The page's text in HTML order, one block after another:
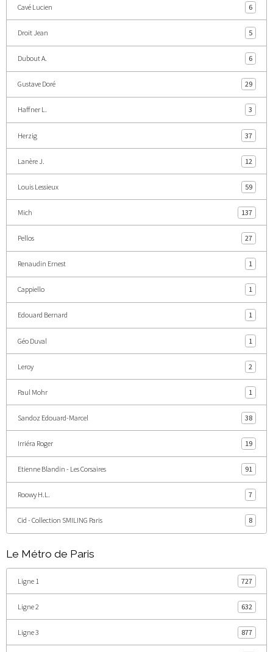
Cavé Lucien 6
Droit Jean 5
Dubout A. 6
Gustave Doré 29
Haffner L. 3
Herzig 37
Lanère J. 12
Louis Lessieux 59
Mich 137
Pellos 27
Renaudin Ernest 1
Cappiello 1
Edouard Bernard 1
Géo Duval 1
Leroy 2
Paul Mohr 1
Sandoz Edouard-Marcel 38
Irriéra Roger 19
Etienne Blandin - Les Corsaires 91
Roowy H.L. 7
Cid - Collection SMILING Paris 8
Le Métro de Paris
Ligne 1 727
Ligne 2 632
Ligne 3 877